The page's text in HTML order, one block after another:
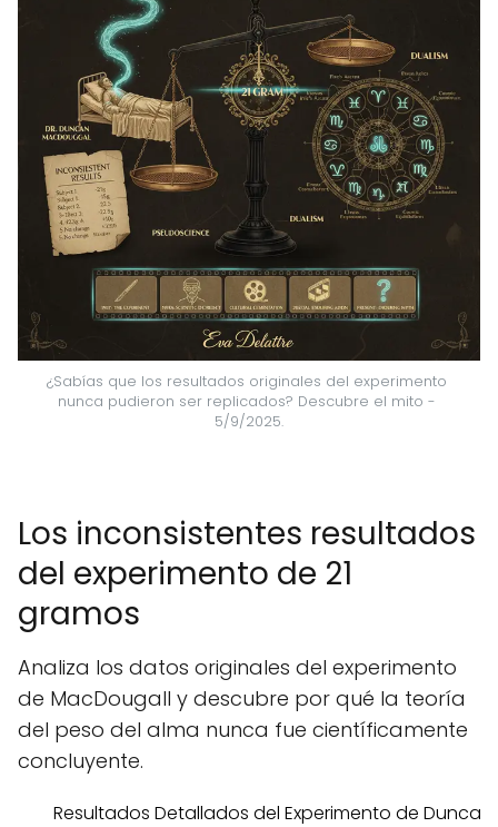
¿Sabías que los resultados originales del experimento
nunca pudieron ser replicados? Descubre el mito -
5/9/2025.
Los inconsistentes resultados
del experimento de 21
gramos
Analiza los datos originales del experimento
de MacDougall y descubre por qué la teoría
del peso del alma nunca fue científicamente
concluyente.
Resultados Detallados del Experimento de Duncan